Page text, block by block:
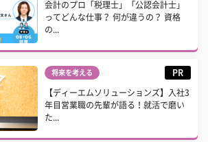
会計のプロ「税理士」「公認会計士」
ってどんな仕事？ 何が違うの？ 資格
の...
将来を考える PR
【ディーエムソリューションズ】入社3
年目営業職の先輩が語る！就活で磨い
た...